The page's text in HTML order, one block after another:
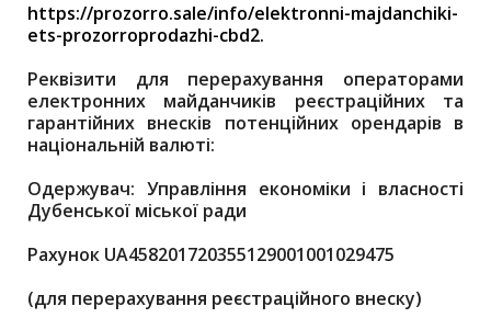
https://prozorro.sale/info/elektronni-majdanchiki-
ets-prozorroprodazhi-cbd2.
Реквізити для перерахування операторами
електронних майданчиків реєстраційних та
гарантійних внесків потенційних орендарів в
національній валюті:
Одержувач: Управління економіки і власності
Дубенської міської ради
Рахунок UA458201720355129001001029475
(для перерахування реєстраційного внеску)